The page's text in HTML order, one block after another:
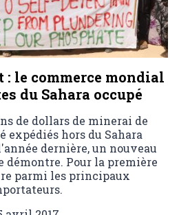
: le commerce mondial
du Sahara occupé
de dollars de minerai de
expédiés hors du Sahara
dernière, un nouveau
démontre. Pour la première
parmi les principaux